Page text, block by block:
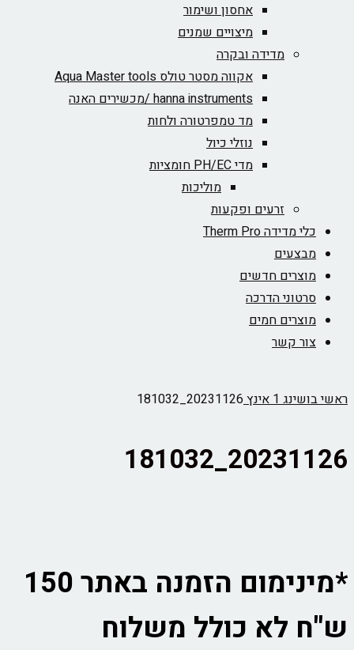
אחסון ושימור
מיצויים שמנים
מדידה ובקרה
אקווה מסטר טולס Aqua Master tools
hanna instruments /מכשירים האנה
מד טמפרטורה ולחות
נוזלי כיול
מדי PH/EC חומציות
מוליכות
זרעים ופקעות
כלי מדידה Therm Pro
מבצעים
מוצרים חדשים
סרטוני הדרכה
מוצרים חמים
צור קשר
ראשיבושינג 1 אינץ 20231126_181032
20231126_181032
*מינימום הזמנה באתר 150
ש"ח לא כולל משלוח